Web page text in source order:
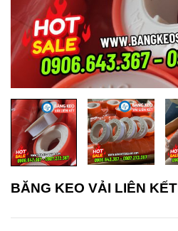
BĂNG KEO VẢI LIÊN KẾT